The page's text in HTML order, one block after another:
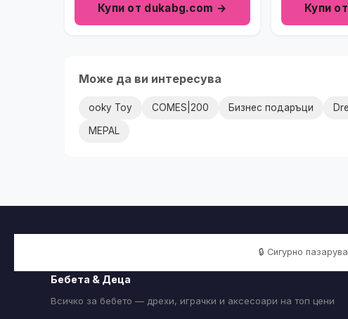
Купи от dukabg.com → Купи
Може да ви интересува
ooky Toy COMES|200 Бизнес подаръци
MEPAL
🔒 Сигурно
Бебета & Деца
Всичко за бебето — дрехи, играчки и аксесоари на топ цени